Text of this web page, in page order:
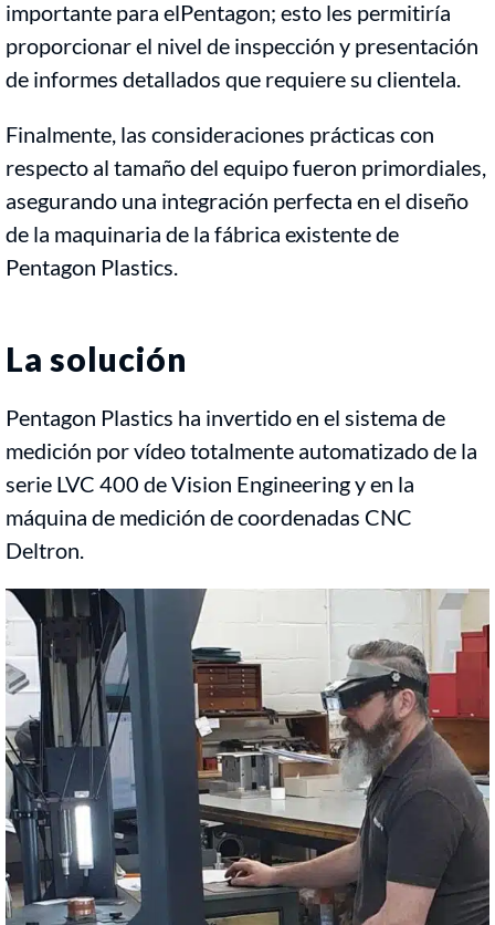
importante para elPentagon; esto les permitiría
proporcionar el nivel de inspección y presentación
de informes detallados que requiere su clientela.
Finalmente, las consideraciones prácticas con
respecto al tamaño del equipo fueron primordiales,
asegurando una integración perfecta en el diseño
de la maquinaria de la fábrica existente de
Pentagon Plastics.
La solución
Pentagon Plastics ha invertido en el sistema de
medición por vídeo totalmente automatizado de la
serie LVC 400 de Vision Engineering y en la
máquina de medición de coordenadas CNC
Deltron.